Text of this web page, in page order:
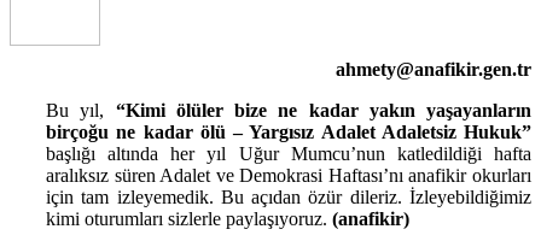
ahmety@anafikir.gen.tr
Bu yıl, “Kimi ölüler bize ne kadar yakın yaşayanların
birçoğu ne kadar ölü – Yargısız Adalet Adaletsiz Hukuk”
başlığı altında her yıl Uğur Mumcu’nun katledildiği hafta
aralıksız süren Adalet ve Demokrasi Haftası’nı anafikir okurları
için tam izleyemedik. Bu açıdan özür dileriz. İzleyebildiğimiz
kimi oturumları sizlerle paylaşıyoruz. (anafikir)